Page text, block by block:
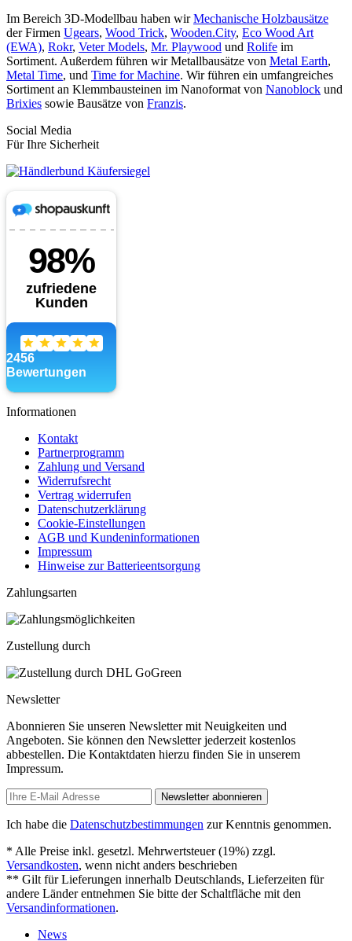
Im Bereich 3D-Modellbau haben wirMechanische Holzbausätze
der Firmen Ugears, Wood Trick, Wooden.City, Eco Wood Art
(EWA), Rokr, Veter Models, Mr. Playwood und Rolife im
Sortiment. Außerdem führen wir Metallbausätze von Metal Earth,
Metal Time, und Time for Machine. Wir führen ein umfangreiches
Sortiment an Klemmbausteinen im Nanoformat von Nanoblock und
Brixies sowie Bausätze von Franzis.
Social Media
Für Ihre Sicherheit
Informationen
Kontakt
Partnerprogramm
Zahlung und Versand
Widerrufsrecht
Vertrag widerrufen
Datenschutzerklärung
Cookie-Einstellungen
AGB und Kundeninformationen
Impressum
Hinweise zur Batterieentsorgung
Zahlungsarten
Zustellung durch
Newsletter
Abonnieren Sie unseren Newsletter mit Neuigkeiten und
Angeboten. Sie können den Newsletter jederzeit kostenlos
abbestellen. Die Kontaktdaten hierzu finden Sie in unserem
Impressum.
Newsletter abonnieren
Ich habe die Datenschutzbestimmungen zur Kenntnis genommen.
* Alle Preise inkl. gesetzl. Mehrwertsteuer (19%) zzgl.
Versandkosten, wenn nicht anders beschrieben
** Gilt für Lieferungen innerhalb Deutschlands, Lieferzeiten für
andere Länder entnehmen Sie bitte der Schaltfläche mit den
Versandinformationen.
News